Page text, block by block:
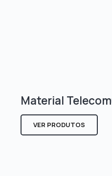
Material
VER PRODUTOS